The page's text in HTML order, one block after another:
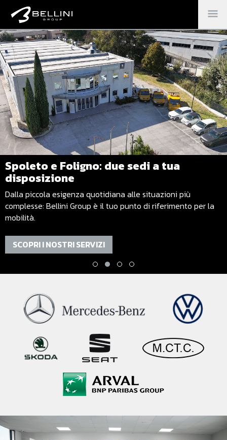
Spoleto e Foligno: due sedi a tua
disposizione
Dalla piccola esigenza quotidiana alle situazioni più
complesse: Bellini Group è il tuo punto di riferimento per la
mobilità.
SCOPRI I NOSTRI SERVIZI